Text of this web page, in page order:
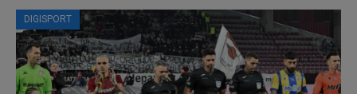
DIGISPORT